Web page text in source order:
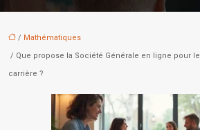
/ Mathématiques
/ Que propose la Société Générale en ligne pour
carrière ?